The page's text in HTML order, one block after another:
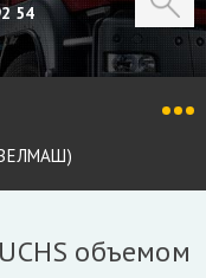
54
100
объемом